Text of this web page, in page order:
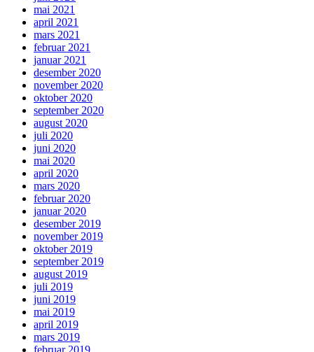
mai 2021
april 2021
mars 2021
februar 2021
januar 2021
desember 2020
november 2020
oktober 2020
september 2020
august 2020
juli 2020
juni 2020
mai 2020
april 2020
mars 2020
februar 2020
januar 2020
desember 2019
november 2019
oktober 2019
september 2019
august 2019
juli 2019
juni 2019
mai 2019
april 2019
mars 2019